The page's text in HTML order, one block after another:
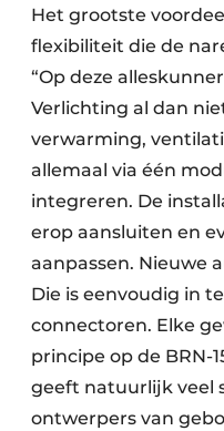
Het grootste
flexibiliteit die de
“Op deze
Verlichting al dan
verwarming,
allemaal via één
integreren. De
erop aansluiten en
aanpassen. Nieuwe
Die is eenvoudig in
connectoren. Elke
principe op de BRN-
geeft natuurlijk veel
ontwerpers van